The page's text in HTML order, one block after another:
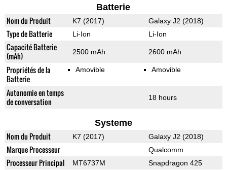
Batterie
Nom du Produit K7 (2017) Galaxy J2 (2018)
Type de Batterie Li-Ion Li-Ion
Capacité Batterie
(mAh)
2500 mAh 2600 mAh
Propriétés de la
Batterie
Amovible Amovible
Autonomie en temps
de conversation
18 hours
Systeme
Nom du Produit K7 (2017) Galaxy J2 (2018)
Marque Processeur Qualcomm
Processeur Principal MT6737M Snapdragon 425